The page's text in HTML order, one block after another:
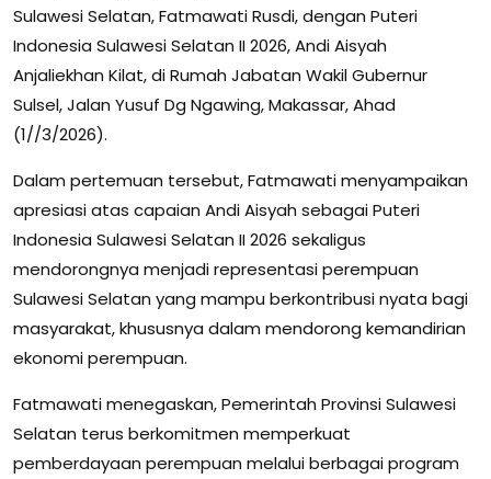
Sulawesi Selatan, Fatmawati Rusdi, dengan Puteri
Indonesia Sulawesi Selatan II 2026, Andi Aisyah
Anjaliekhan Kilat, di Rumah Jabatan Wakil Gubernur
Sulsel, Jalan Yusuf Dg Ngawing, Makassar, Ahad
(1//3/2026).
Dalam pertemuan tersebut, Fatmawati menyampaikan
apresiasi atas capaian Andi Aisyah sebagai Puteri
Indonesia Sulawesi Selatan II 2026 sekaligus
mendorongnya menjadi representasi perempuan
Sulawesi Selatan yang mampu berkontribusi nyata bagi
masyarakat, khususnya dalam mendorong kemandirian
ekonomi perempuan.
Fatmawati menegaskan, Pemerintah Provinsi Sulawesi
Selatan terus berkomitmen memperkuat
pemberdayaan perempuan melalui berbagai program